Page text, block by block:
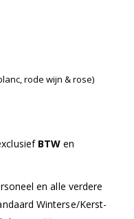
, rode wijn & rose)
BTW en
en alle verdere
Winterse/Kerst-